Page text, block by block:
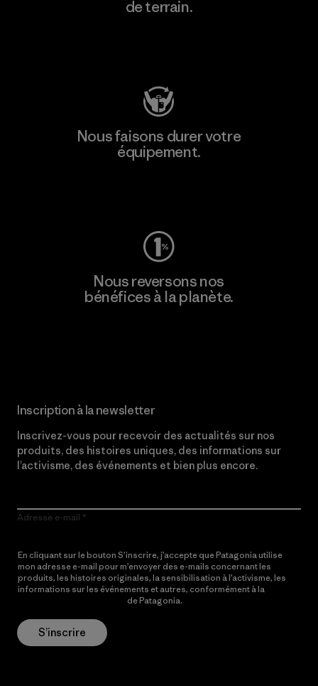
de terrain.
Nous faisons durer votre
équipement.
Nous reversons nos
bénéfices à la planète.
Inscription à la newsletter
Inscrivez-vous pour recevoir des actualités sur nos
produits, des histoires uniques, des informations sur
l’activisme, des événements et bien plus encore.
Adresse e-mail
En cliquant sur le bouton S’inscrire, j’accepte que Patagonia utilise
mon adresse e-mail pour m’envoyer des e-mails concernant les
produits, les histoires originales, la sensibilisation à l’activisme, les
informations sur les événements et autres, conformément à la
de Patagonia.
S’inscrire